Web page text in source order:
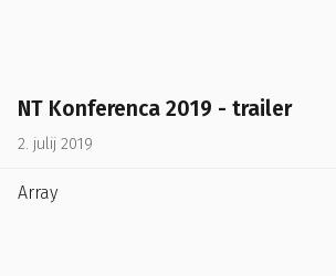
NT Konferenca 2019 - trailer
2. julij 2019
Array